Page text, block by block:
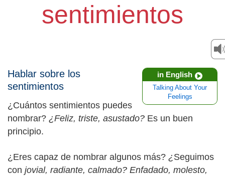
sentimientos
in English
Talking About Your
Feelings
Hablar sobre los
sentimientos
¿Cuántos sentimientos puedes
nombrar? ¿Feliz, triste, asustado? Es un buen
principio.
¿Eres capaz de nombrar algunos más? ¿ Seguimos
con jovial, radiante, calmado? Enfadado, molesto,